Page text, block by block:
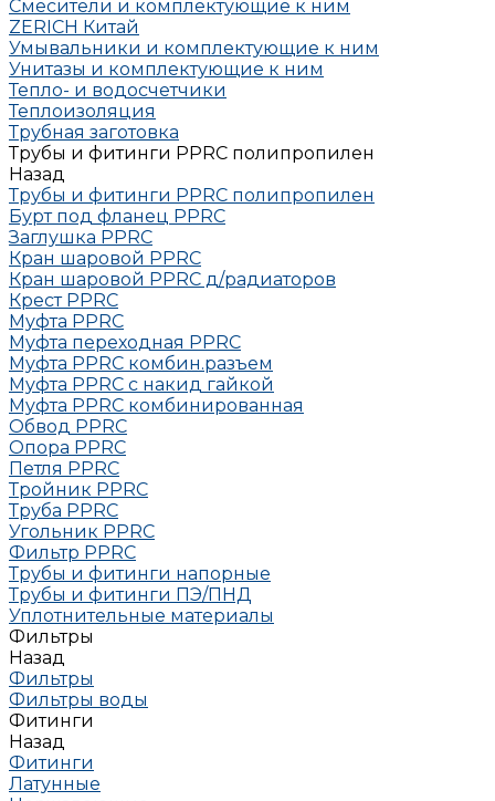
Смесители и комплектующие к ним
ZERICH Китай
Умывальники и комплектующие к ним
Унитазы и комплектующие к ним
Тепло- и водосчетчики
Теплоизоляция
Трубная заготовка
Трубы и фитинги PPRC полипропилен
Назад
Трубы и фитинги PPRC полипропилен
Бурт под фланец РРRC
Заглушка РРRC
Кран шаровой PPRC
Кран шаровой PPRC д/радиаторов
Крест PPRC
Муфта PPRC
Муфта переходная PPRC
Муфта РРRC комбин.разъем
Муфта PPRC с накид гайкой
Муфта РРRC комбинированная
Обвод РРRC
Опора РРRC
Петля РРRC
Тройник РРRC
Труба РРRC
Угольник РРRC
Фильтр PPRC
Трубы и фитинги напорные
Трубы и фитинги ПЭ/ПНД
Уплотнительные материалы
Фильтры
Назад
Фильтры
Фильтры воды
Фитинги
Назад
Фитинги
Латунные